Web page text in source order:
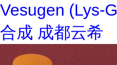
Vesugen (Lys-
合成 成都云希